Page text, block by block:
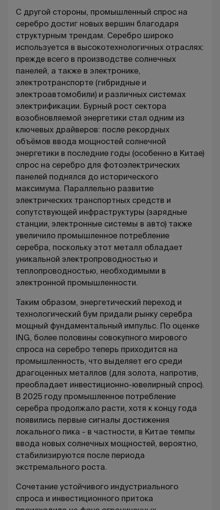
С другой стороны, промышленный спрос на
серебро достиг новых вершин благодаря
структурным трендам. Серебро широко
используется в высокотехнологичных отраслях:
прежде всего в производстве солнечных
панелей, а также в электронике,
электротранспорте (гибридные и
электроавтомобили) и различных системах
электрификации. Бурный рост сектора
возобновляемой энергетики стал одним из
ключевых драйверов: после рекордных
объёмов ввода мощностей солнечной
энергетики в последние годы (особенно в Китае)
спрос на серебро для фотоэлектрических
панелей поднялся до исторического
максимума. Параллельно развитие
электрических транспортных средств и
сопутствующей инфраструктуры (зарядные
станции, электронные системы в авто) также
увеличило промышленное потребление
серебра, поскольку этот металл обладает
уникальной электропроводностью и
теплопроводностью, необходимыми в
электронной промышленности.
Таким образом, энергетический переход и
технологический бум придали рынку серебра
мощный фундаментальный импульс. По оценке
ING, более половины совокупного мирового
спроса на серебро теперь приходится на
промышленность, что выделяет его среди
драгоценных металлов (для золота, напротив,
преобладает инвестиционно-ювелирный спрос).
В 2025 году промышленное потребление
серебра продолжало расти, хотя к концу года
появились первые сигналы достижения
локального пика - в частности, в Китае темпы
ввода новых солнечных мощностей, вероятно,
стабилизируются после периода
экстремального роста.
Сочетание устойчивого индустриального
спроса и инвестиционного притока